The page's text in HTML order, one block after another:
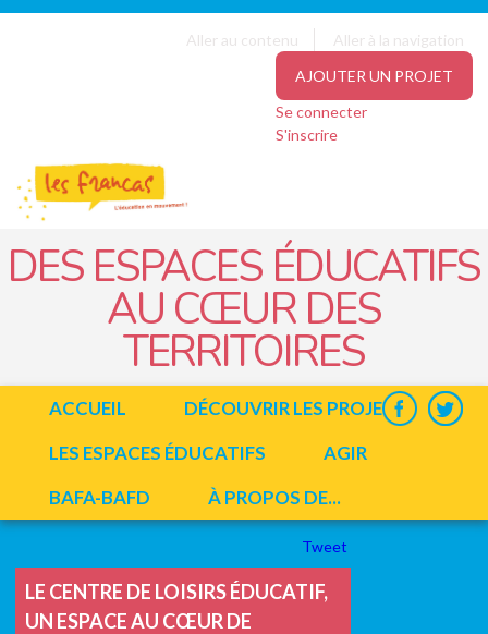
Aller au contenu
Aller à la navigation
AJOUTER UN PROJET
Se connecter
S'inscrire
DES ESPACES ÉDUCATIFS
AU CŒUR DES
TERRITOIRES
ACCUEIL
DÉCOUVRIR LES PROJETS
LES ESPACES ÉDUCATIFS
AGIR
BAFA-BAFD
À PROPOS DE...
Tweet
LE CENTRE DE LOISIRS ÉDUCATIF,
UN ESPACE AU CŒUR DE
Panneau de gestion des cookies